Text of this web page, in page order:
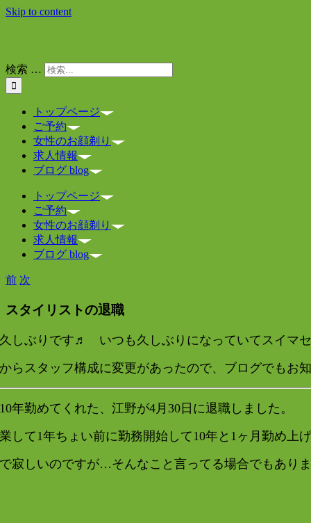
Skip to content
検索 …
トップページ
ご予約
女性のお顔剃り
求人情報
ブログ blog
トップページ
ご予約
女性のお顔剃り
求人情報
ブログ blog
前 次
スタイリストの退職
しぶりです♬ いつも久しぶりになっていてスイマ
らスタッフ構成に変更があったので、ブログでもお
年勤めてくれた、江野が4月30日に退職しました。
して1年ちょい前に勤務開始して10年と1ヶ月勤め上
寂しいのですが…そんなこと言ってる場合でもあり